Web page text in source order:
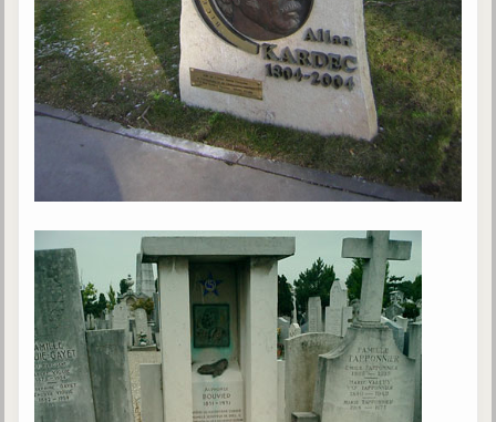
Citations
Maximes
Enregistrements
séance d'aide spirituelle
Diaporamas
Enseignement
Cours dispensés au Centre
L'Agora
Posez-nous des questions
Consultez les réponses